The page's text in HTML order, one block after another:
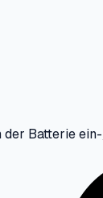
der Batterie